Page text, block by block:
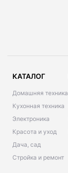
КАТАЛОГ
Домашняя техника
Кухонная техника
Электроника
Красота и уход
Дача, сад
Стройка и ремонт